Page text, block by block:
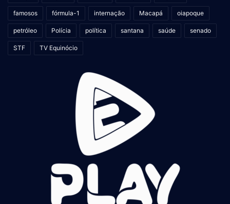
famosos fórmula-1 internação Macapá oiapoque
petróleo Polícia política santana saúde senado
STF TV Equinócio